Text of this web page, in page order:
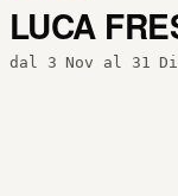
LUCA
dal 3 Nov al 31